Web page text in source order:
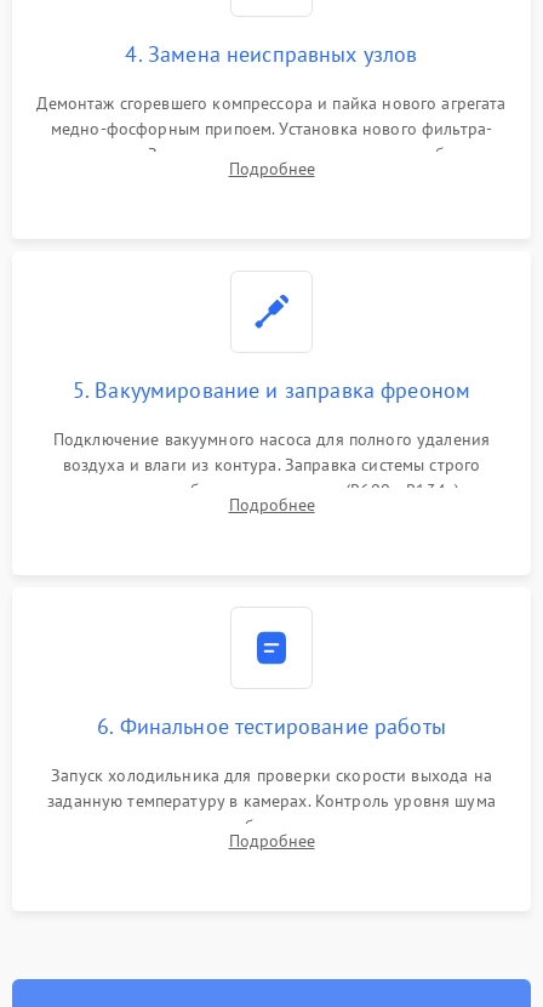
4. Замена неисправных узлов
Демонтаж сгоревшего компрессора и пайка нового агрегата
медно-фосфорным припоем. Установка нового фильтра-
осушителя. Замена изношенных вентиляторов обдува,
сломанных заслонок или поврежденных дверных петель.
Подробнее
5. Вакуумирование и заправка фреоном
Подключение вакуумного насоса для полного удаления
воздуха и влаги из контура. Заправка системы строго
дозированным объемом хладагента (R600a, R134a) по
электронным весам. Контроль рабочего давления в системе.
Подробнее
6. Финальное тестирование работы
Запуск холодильника для проверки скорости выхода на
заданную температуру в камерах. Контроль уровня шума
компрессора, отсутствия обмерзания стенок и корректного
срабатывания системы автоматической оттайки.
Подробнее